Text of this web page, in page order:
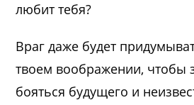
любит тебя?
Враг даже будет
твоем воображении, чтобы
бояться будущего и